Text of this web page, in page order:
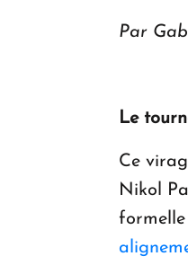
Par
Le
Ce
Nikol
formelle